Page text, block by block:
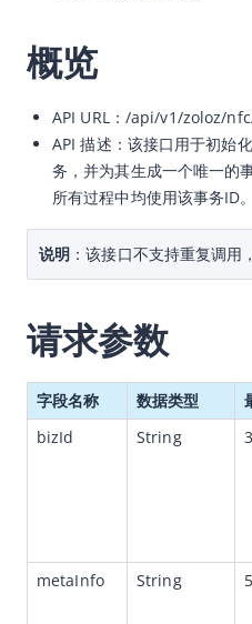
API简介
速率限制
幂等性
API列表
API概览
Connect
Face Capture
Face Compare
Blacklists
概览
API URL： /api/v1/zoloz/
API 描述：该接口用于初始
务，并为其生成一个唯一的
所有过程中均使用该事务ID。
说明 ：该接口不支持重复调用
请求参数
字段名称 数据类型
bizId
String
metaInfo
String